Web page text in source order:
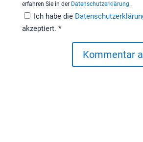
erfahren Sie in der Datenschutzerklärung.
Ich habe die
akzeptiert. *
Kommentar